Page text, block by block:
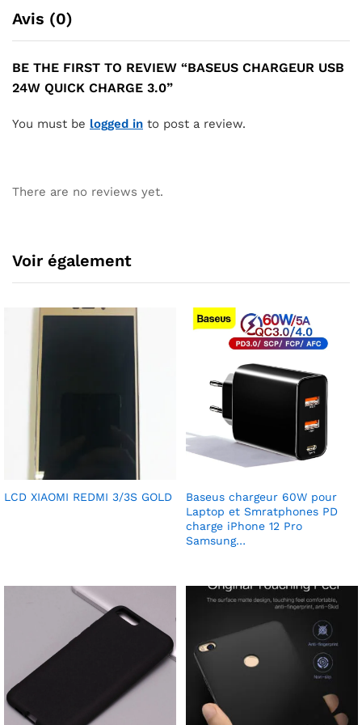
Avis (0)
BE THE FIRST TO REVIEW “BASEUS CHARGEUR USB
24W QUICK CHARGE 3.0”
You must be logged in to post a review.
There are no reviews yet.
Voir également
LCD XIAOMI REDMI 3/3S GOLD
Baseus chargeur 60W pour
Laptop et Smratphones PD
charge iPhone 12 Pro
Samsung…